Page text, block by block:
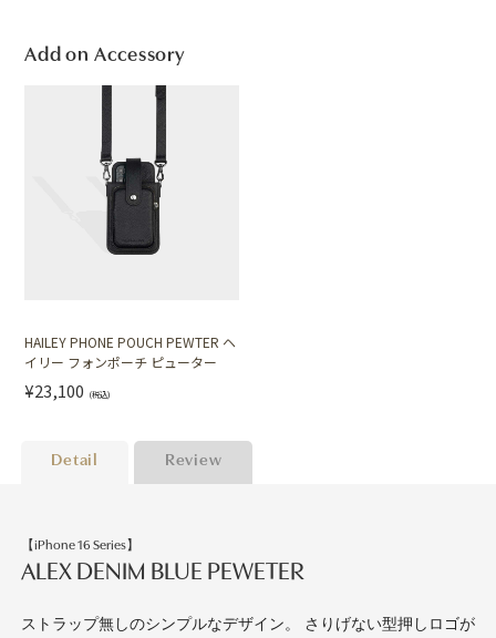
Add on Accessory
HAILEY PHONE POUCH PEWTER ヘ
イリー フォンポーチ ピューター
¥23,100 (税込)
Detail Review
【iPhone 16 Series】
ALEX DENIM BLUE PEWETER
ストラップ無しのシンプルなデザイン。 さりげない型押しロゴが